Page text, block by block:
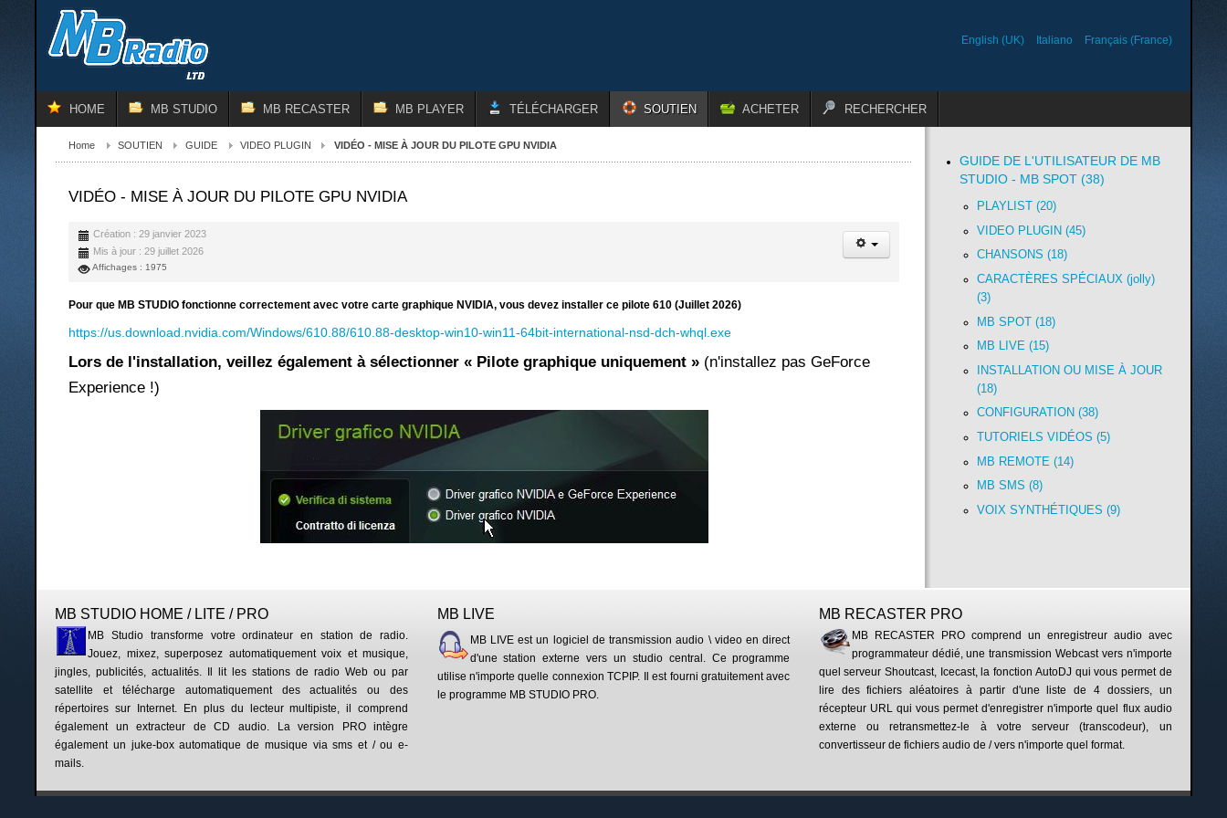
English (UK) Italiano Français (France)
HOME MB STUDIO MB RECASTER MB PLAYER TÉLÉCHARGER SOUTIEN ACHETER RECHERCHER
Home SOUTIEN GUIDE VIDEO PLUGIN VIDÉO - MISE À JOUR DU PILOTE GPU NVIDIA
VIDÉO - MISE À JOUR DU PILOTE GPU NVIDIA
Création : 29 janvier 2023
Mis à jour : 29 juillet 2026
Affichages : 1975
Pour que MB STUDIO fonctionne correctement avec votre carte graphique NVIDIA, vous devez installer ce pilote 610 (Juillet 2026)
https://us.download.nvidia.com/Windows/610.88/610.88-desktop-win10-win11-64bit-international-nsd-dch-whql.exe
Lors de l'installation, veillez également à sélectionner « Pilote graphique uniquement »(n'installez pas GeForce
Experience !)
GUIDE DE L'UTILISATEUR DE MB
STUDIO - MB SPOT (38)
PLAYLIST (20)
VIDEO PLUGIN (45)
CHANSONS (18)
CARACTÈRES SPÉCIAUX (jolly)
(3)
MB SPOT (18)
MB LIVE (15)
INSTALLATION OU MISE À JOUR
(18)
CONFIGURATION (38)
TUTORIELS VIDÉOS (5)
MB REMOTE (14)
MB SMS (8)
VOIX SYNTHÉTIQUES (9)
MB STUDIO HOME / LITE / PRO
MB Studio transforme votre ordinateur en station de radio.
Jouez, mixez, superposez automatiquement voix et musique,
jingles, publicités, actualités. Il lit les stations de radio Web ou par
satellite et télécharge automatiquement des actualités ou des
répertoires sur Internet. En plus du lecteur multipiste, il comprend
également un extracteur de CD audio. La version PRO intègre
également un juke-box automatique de musique via sms et / ou e-
mails.
MB LIVE
MB LIVE est un logiciel de transmission audio \ video en direct
d'une station externe vers un studio central. Ce programme
utilise n'importe quelle connexion TCPIP. Il est fourni gratuitement avec
le programme MB STUDIO PRO.
MB RECASTER PRO
MB RECASTER PRO comprend un enregistreur audio avec
programmateur dédié, une transmission Webcast vers n'importe
quel serveur Shoutcast, Icecast, la fonction AutoDJ qui vous permet de
lire des fichiers aléatoires à partir d'une liste de 4 dossiers, un
récepteur URL qui vous permet d'enregistrer n'importe quel flux audio
externe ou retransmettez-le à votre serveur (transcodeur), un
convertisseur de fichiers audio de / vers n'importe quel format.